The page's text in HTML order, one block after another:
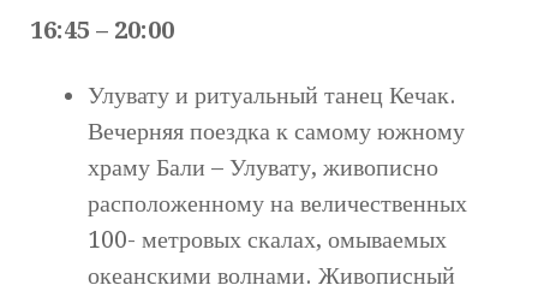
16:45 – 20:00
Улувату и ритуальный танец Кечак.
Вечерняя поездка к самому южному
храму Бали – Улувату, живописно
расположенному на величественных
100- метровых скалах, омываемых
океанскими волнами. Живописный